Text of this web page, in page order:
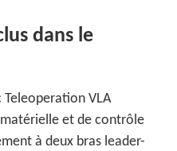
dans le
VLA
et de contrôle
à deux bras leader-